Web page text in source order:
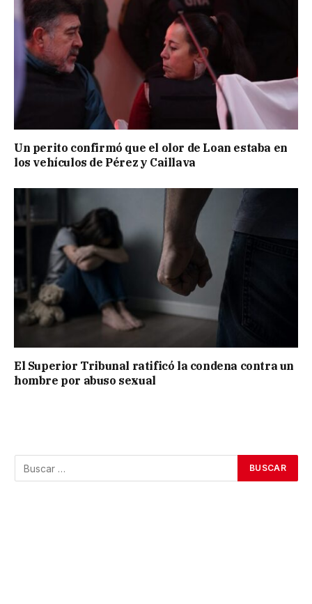
Un perito confirmó que el olor de Loan estaba en
los vehículos de Pérez y Caillava
El Superior Tribunal ratificó la condena contra un
hombre por abuso sexual